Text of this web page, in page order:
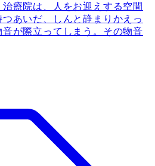
療院は、人をお迎えする空間
あいだ、しんと静まりかえっ
が際立ってしまう。その物音